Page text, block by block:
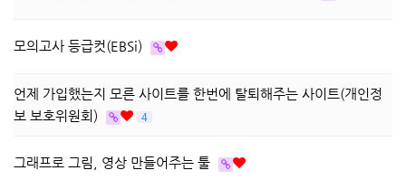
모의고사 등급컷(EBSi)
언제 가입했는지 모른 사이트를 한번에 탈퇴해주는 사이트(개인정
보 보호위원회)
4
그래프로 그림, 영상 만들어주는 툴